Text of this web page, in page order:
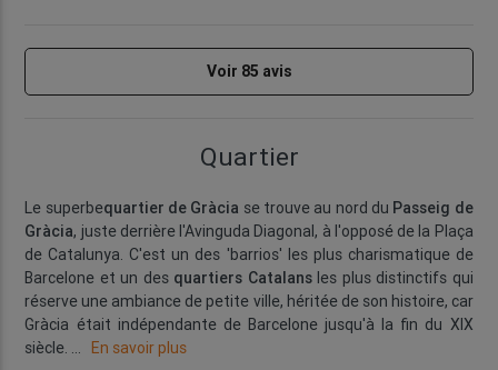
Voir 85 avis
Quartier
Le superbequartier de Gràcia se trouve au nord du Passeig de
Gràcia, juste derrière l'Avinguda Diagonal, à l'opposé de la Plaça
de Catalunya. C'est un des 'barrios' les plus charismatique de
Barcelone et un des quartiers Catalansles plus distinctifs qui
réserve une ambiance de petite ville, héritée de son histoire, car
Gràcia était indépendante de Barcelone jusqu'à la fin du XIX
siècle. ... En savoir plus